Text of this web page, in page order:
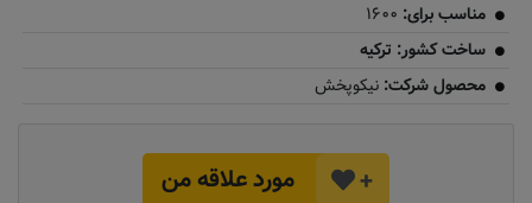
مناسب برای: ۱۶۰۰
ساخت کشور: ترکیه
محصول شرکت: نیکوپخش
+ مورد علاقه من